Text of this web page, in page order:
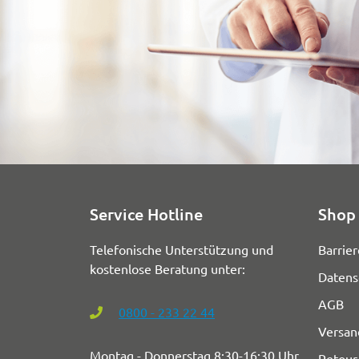
Service Hotline
Telefonische Unterstützung und
kostenlose Beratung unter:
0800 - 233 22 44
Montag - Donnerstag 8:30-16:30 Uhr
AGB